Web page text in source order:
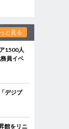
と見る
1500人
員イベ
デジブ
館をリニ